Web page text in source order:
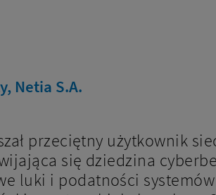
Netia S.A.
przeciętny użytkownik
się dziedzina
luki i podatności systemów